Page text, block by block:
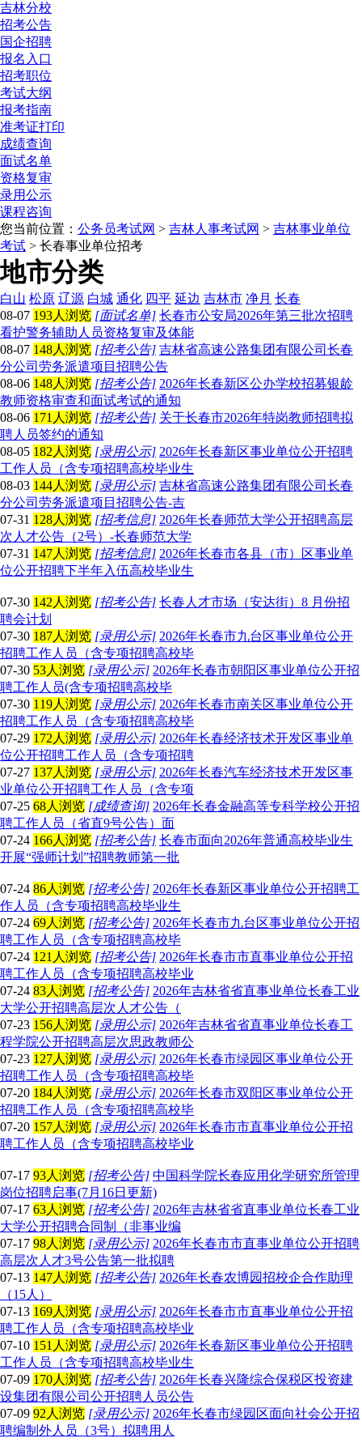
吉林分校
招考公告
国企招聘
报名入口
招考职位
考试大纲
报考指南
准考证打印
成绩查询
面试名单
资格复审
录用公示
课程咨询
您当前位置： 公务员考试网 > 吉林人事考试网 > 吉林事业单位
考试 > 长春事业单位招考
地市分类
白山 松原 辽源 白城 通化 四平 延边 吉林市 净月 长春
08-07 193人浏览 [面试名单] 长春市公安局2026年第三批次招聘
看护警务辅助人员资格复审及体能
08-07 148人浏览 [招考公告] 吉林省高速公路集团有限公司长春
分公司劳务派遣项目招聘公告
08-06 148人浏览 [招考公告] 2026年长春新区公办学校招募银龄
教师资格审查和面试考试的通知
08-06 171人浏览 [招考公告] 关于长春市2026年特岗教师招聘拟
聘人员签约的通知
08-05 182人浏览 [录用公示] 2026年长春新区事业单位公开招聘
工作人员（含专项招聘高校毕业生
08-03 144人浏览 [录用公示] 吉林省高速公路集团有限公司长春
分公司劳务派遣项目招聘公告-吉
07-31 128人浏览 [招考信息] 2026年长春师范大学公开招聘高层
次人才公告（2号）-长春师范大学
07-31 147人浏览 [招考信息] 2026年长春市各县（市）区事业单
位公开招聘下半年入伍高校毕业生
07-30 142人浏览 [招考公告] 长春人才市场（安达街）8 月份招
聘会计划
07-30 187人浏览 [录用公示] 2026年长春市九台区事业单位公开
招聘工作人员（含专项招聘高校毕
07-30 53人浏览 [录用公示] 2026年长春市朝阳区事业单位公开招
聘工作人员(含专项招聘高校毕
07-30 119人浏览 [录用公示] 2026年长春市南关区事业单位公开
招聘工作人员（含专项招聘高校毕
07-29 172人浏览 [录用公示] 2026年长春经济技术开发区事业单
位公开招聘工作人员（含专项招聘
07-27 137人浏览 [录用公示] 2026年长春汽车经济技术开发区事
业单位公开招聘工作人员（含专项
07-25 68人浏览 [成绩查询] 2026年长春金融高等专科学校公开招
聘工作人员（省直9号公告）面
07-24 166人浏览 [招考公告] 长春市面向2026年普通高校毕业生
开展“强师计划”招聘教师第一批
07-24 86人浏览 [招考公告] 2026年长春新区事业单位公开招聘工
作人员（含专项招聘高校毕业生
07-24 69人浏览 [招考公告] 2026年长春市九台区事业单位公开招
聘工作人员（含专项招聘高校毕
07-24 121人浏览 [招考公告] 2026年长春市市直事业单位公开招
聘工作人员（含专项招聘高校毕业
07-24 83人浏览 [招考公告] 2026年吉林省省直事业单位长春工业
大学公开招聘高层次人才公告（
07-23 156人浏览 [录用公示] 2026年吉林省省直事业单位长春工
程学院公开招聘高层次思政教师公
07-23 127人浏览 [录用公示] 2026年长春市绿园区事业单位公开
招聘工作人员（含专项招聘高校毕
07-20 184人浏览 [录用公示] 2026年长春市双阳区事业单位公开
招聘工作人员（含专项招聘高校毕
07-20 157人浏览 [录用公示] 2026年长春市市直事业单位公开招
聘工作人员（含专项招聘高校毕业
07-17 93人浏览 [招考公告] 中国科学院长春应用化学研究所管理
岗位招聘启事(7月16日更新)
07-17 63人浏览 [招考公告] 2026年吉林省省直事业单位长春工业
大学公开招聘合同制（非事业编
07-17 98人浏览 [录用公示] 2026年长春市市直事业单位公开招聘
高层次人才3号公告第一批拟聘
07-13 147人浏览 [招考公告] 2026年长春农博园招校企合作助理
（15人）
07-13 169人浏览 [录用公示] 2026年长春市市直事业单位公开招
聘工作人员（含专项招聘高校毕业
07-10 151人浏览 [录用公示] 2026年长春新区事业单位公开招聘
工作人员（含专项招聘高校毕业生
07-09 170人浏览 [招考公告] 2026年长春兴隆综合保税区投资建
设集团有限公司公开招聘人员公告
07-09 92人浏览 [录用公示] 2026年长春市绿园区面向社会公开招
聘编制外人员（3号）拟聘用人